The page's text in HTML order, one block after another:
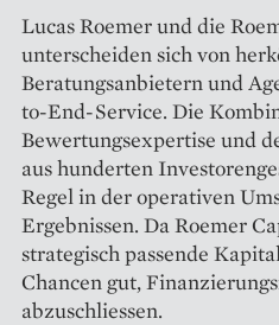
Lucas Roemer und die
unterscheiden sich von
Beratungsanbietern und
to-End-Service. Die
Bewertungsexpertise und
aus hunderten
Regel in der operativen
Ergebnissen. Da Roemer
strategisch passende
Chancen gut,
abzuschliessen.